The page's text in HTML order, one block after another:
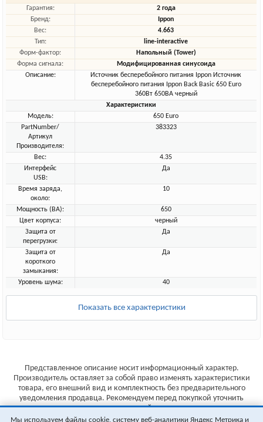
Гарантия:
2 года
Бренд:
Ippon
Вес:
4.663
Тип:
line-interactive
Форм-фактор:
Напольный (Tower)
Форма сигнала:
Модифицированная синусоида
Описание:
Источник бесперебойного питания Ippon Источник
бесперебойного питания Ippon Back Basic 650 Euro
360Вт 650ВА черный
Характеристики
Модель:
650 Euro
PartNumber/
Артикул
Производителя:
383323
Вес:
4.35
Интерфейс
USB:
Да
Время заряда,
около:
10
Мощность (ВА):
650
Цвет корпуса:
черный
Защита от
перегрузки:
Да
Защита от
короткого
замыкания:
Да
Уровень шума: 40
Показать все характеристики
Представленное описание носит информационный характер.
Производитель оставляет за собой право изменять характеристики
товара, его внешний вид и комплектность без предварительного
уведомления продавца. Рекомендуем перед покупкой уточнить
характеристики товара на сайте производителя.
Мы используем файлы cookie, систему веб-аналитики Яндекс Метрика и